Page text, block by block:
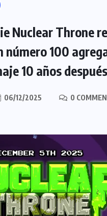
Nuclear Throne
100
10 años después
06/12/2025
0